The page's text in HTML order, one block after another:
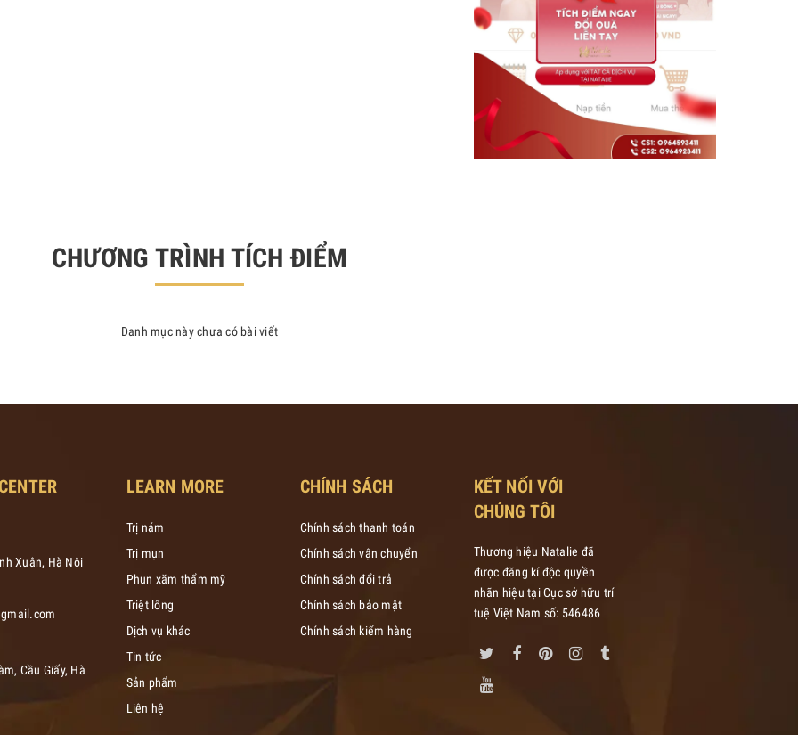
CHƯƠNG TRÌNH TÍCH ĐIỂM
Danh mục này chưa có bài viết
Xuân, Hà Nội
Cầu Giấy, Hà
LEARN MORE
Trị nám
Trị mụn
Phun xăm thẩm mỹ
Triệt lông
Dịch vụ khác
Tin tức
Sản phẩm
Liên hệ
CHÍNH SÁCH
Chính sách thanh toán
Chính sách vận chuyển
Chính sách đổi trả
Chính sách bảo mật
Chính sách kiểm hàng
KẾT NỐI VỚI
CHÚNG TÔI
Thương hiệu Natalie đã
được đăng kí độc quyền
nhãn hiệu tại Cục sở hữu trí
tuệ Việt Nam số: 546486